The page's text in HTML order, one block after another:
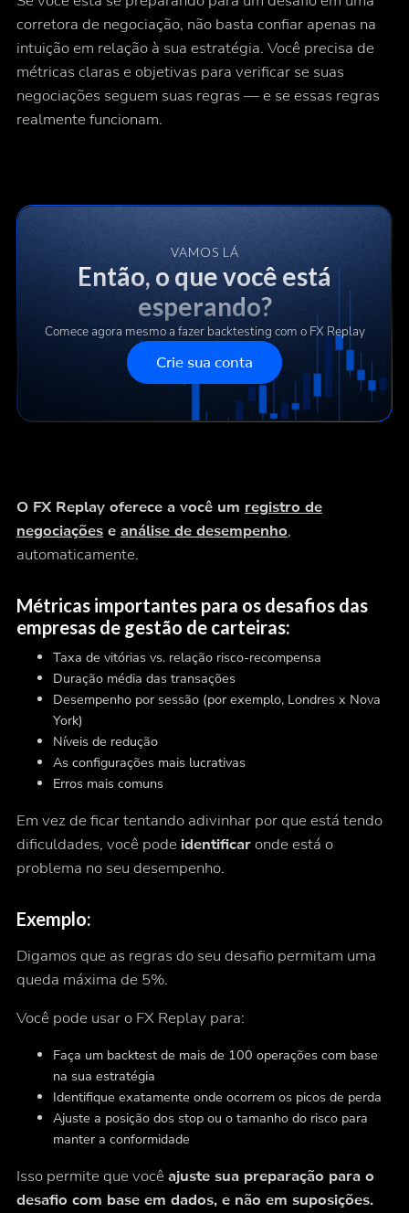
corretora de negociação, não basta confiar apenas na
intuição em relação à sua estratégia. Você precisa de
métricas claras e objetivas para verificar se suas
negociações seguem suas regras — e se essas regras
realmente funcionam.
VAMOS LÁ
Então, o que você está
esperando?
Comece agora mesmo a fazer backtesting com o FX Replay
Crie sua conta
O FX Replay oferece a você um registro de
negociaçõese análise de desempenho,
automaticamente.
Métricas importantes para os desafios das
empresas de gestão de carteiras:
Taxa de vitórias vs. relação risco-recompensa
Duração média das transações
Desempenho por sessão (por exemplo, Londres x Nova
York)
Níveis de redução
As configurações mais lucrativas
Erros mais comuns
Em vez de ficar tentando adivinhar por que está tendo
dificuldades, você pode identificaronde está o
problema no seu desempenho.
Exemplo:
Digamos que as regras do seu desafio permitam uma
queda máxima de 5%.
Você pode usar o FX Replay para:
Faça um backtest de mais de 100 operações com base
na sua estratégia
Identifique exatamente onde ocorrem os picos de perda
Ajuste a posição dos stop ou o tamanho do risco para
manter a conformidade
Isso permite que você ajuste sua preparação para o
desafio com base em dados, e não em suposições.